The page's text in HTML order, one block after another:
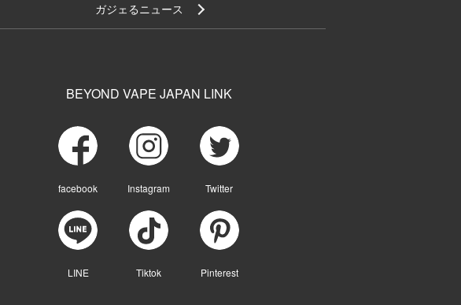
ガジェるニュース
BEYOND VAPE JAPAN LINK
facebook Instagram Twitter
LINE Tiktok Pinterest